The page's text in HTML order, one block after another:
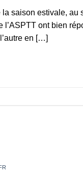
saison estivale, au
ont bien
en […]